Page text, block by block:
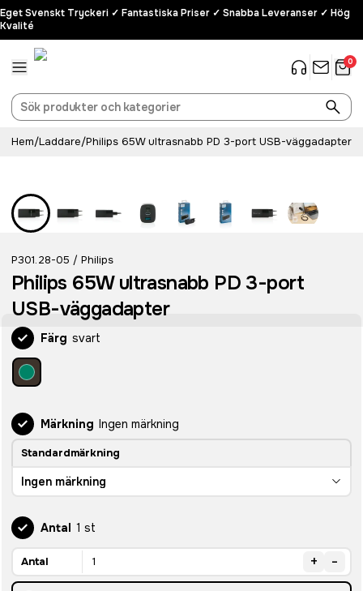
Eget Svenskt Tryckeri ✓ Fantastiska Priser ✓ Snabba Leveranser ✓ Hög
Kvalité
0
Hem/Laddare/Philips 65W ultrasnabb PD 3-port USB-väggadapter
P301.28-05 / Philips
Philips 65W ultrasnabb PD 3-port
USB-väggadapter
Färg svart
Märkning Ingen märkning
Standardmärkning
Ingen märkning
Antal 1 st
Antal + -